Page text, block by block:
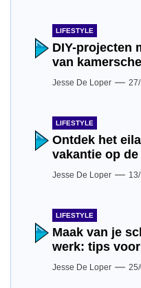
LIFESTYLE
DIY-projecten
van
Jesse De Loper
LIFESTYLE
Ontdek het
vakantie op
Jesse De Loper
LIFESTYLE
Maak van je
werk: tips
Jesse De Loper